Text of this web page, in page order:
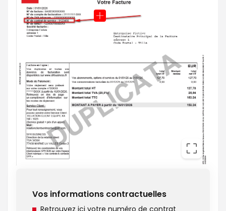
Vos informations contractuelles
Retrouvez ici votre numéro de contrat